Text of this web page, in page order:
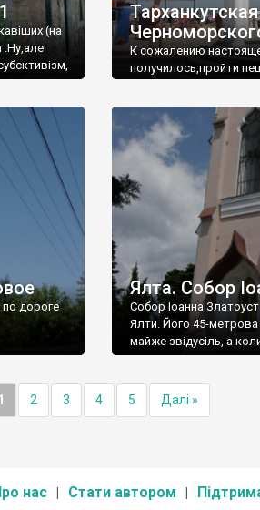
(на
.Ну,але
К сожалению
получилось,пройти
дороге
Ялта. Собор
Собор Іоанна
Ялти. Його 45-метрова
майже звідусіль, а
2 3 4 5 Далі »
нас Стати автором